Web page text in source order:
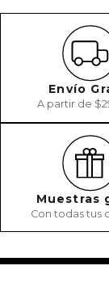
Envío
A partir de
Muestras
Con todas tus